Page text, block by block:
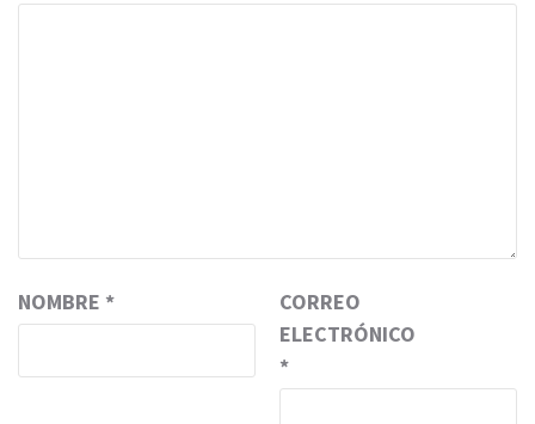
NOMBRE *
CORREO
ELECTRÓNICO
*